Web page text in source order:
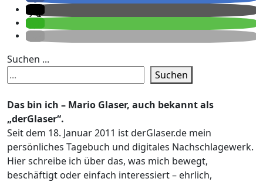
Suchen ...
Suchen
Das bin ich – Mario Glaser, auch bekannt als
„derGlaser“.
Seit dem 18. Januar 2011 ist derGlaser.de mein
persönliches Tagebuch und digitales Nachschlagewerk.
Hier schreibe ich über das, was mich bewegt,
beschäftigt oder einfach interessiert – ehrlich,